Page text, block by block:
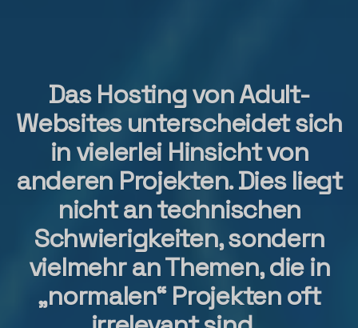
Das Hosting von Adult-
Websites unterscheidet sich
in vielerlei Hinsicht von
anderen Projekten. Dies liegt
nicht an technischen
Schwierigkeiten, sondern
vielmehr an Themen, die in
„normalen“ Projekten oft